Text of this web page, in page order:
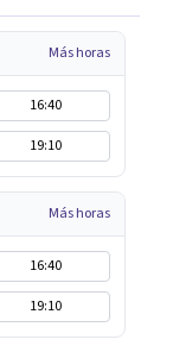
Más horas
16:40
19:10
Más horas
16:40
19:10